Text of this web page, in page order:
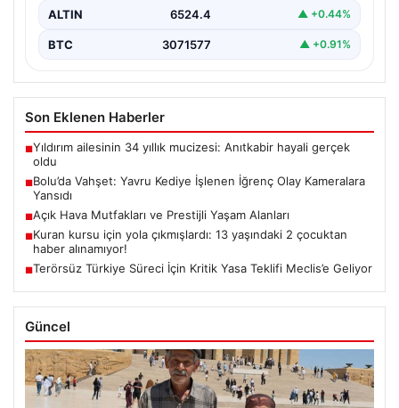
ALTIN 6524.4 ▲ +0.44%
BTC 3071577 ▲ +0.91%
Son Eklenen Haberler
■Yıldırım ailesinin 34 yıllık mucizesi: Anıtkabir hayali gerçek
oldu
■Bolu’da Vahşet: Yavru Kediye İşlenen İğrenç Olay Kameralara
Yansıdı
■Açık Hava Mutfakları ve Prestijli Yaşam Alanları
■Kuran kursu için yola çıkmışlardı: 13 yaşındaki 2 çocuktan
haber alınamıyor!
■Terörsüz Türkiye Süreci İçin Kritik Yasa Teklifi Meclis’e Geliyor
Güncel